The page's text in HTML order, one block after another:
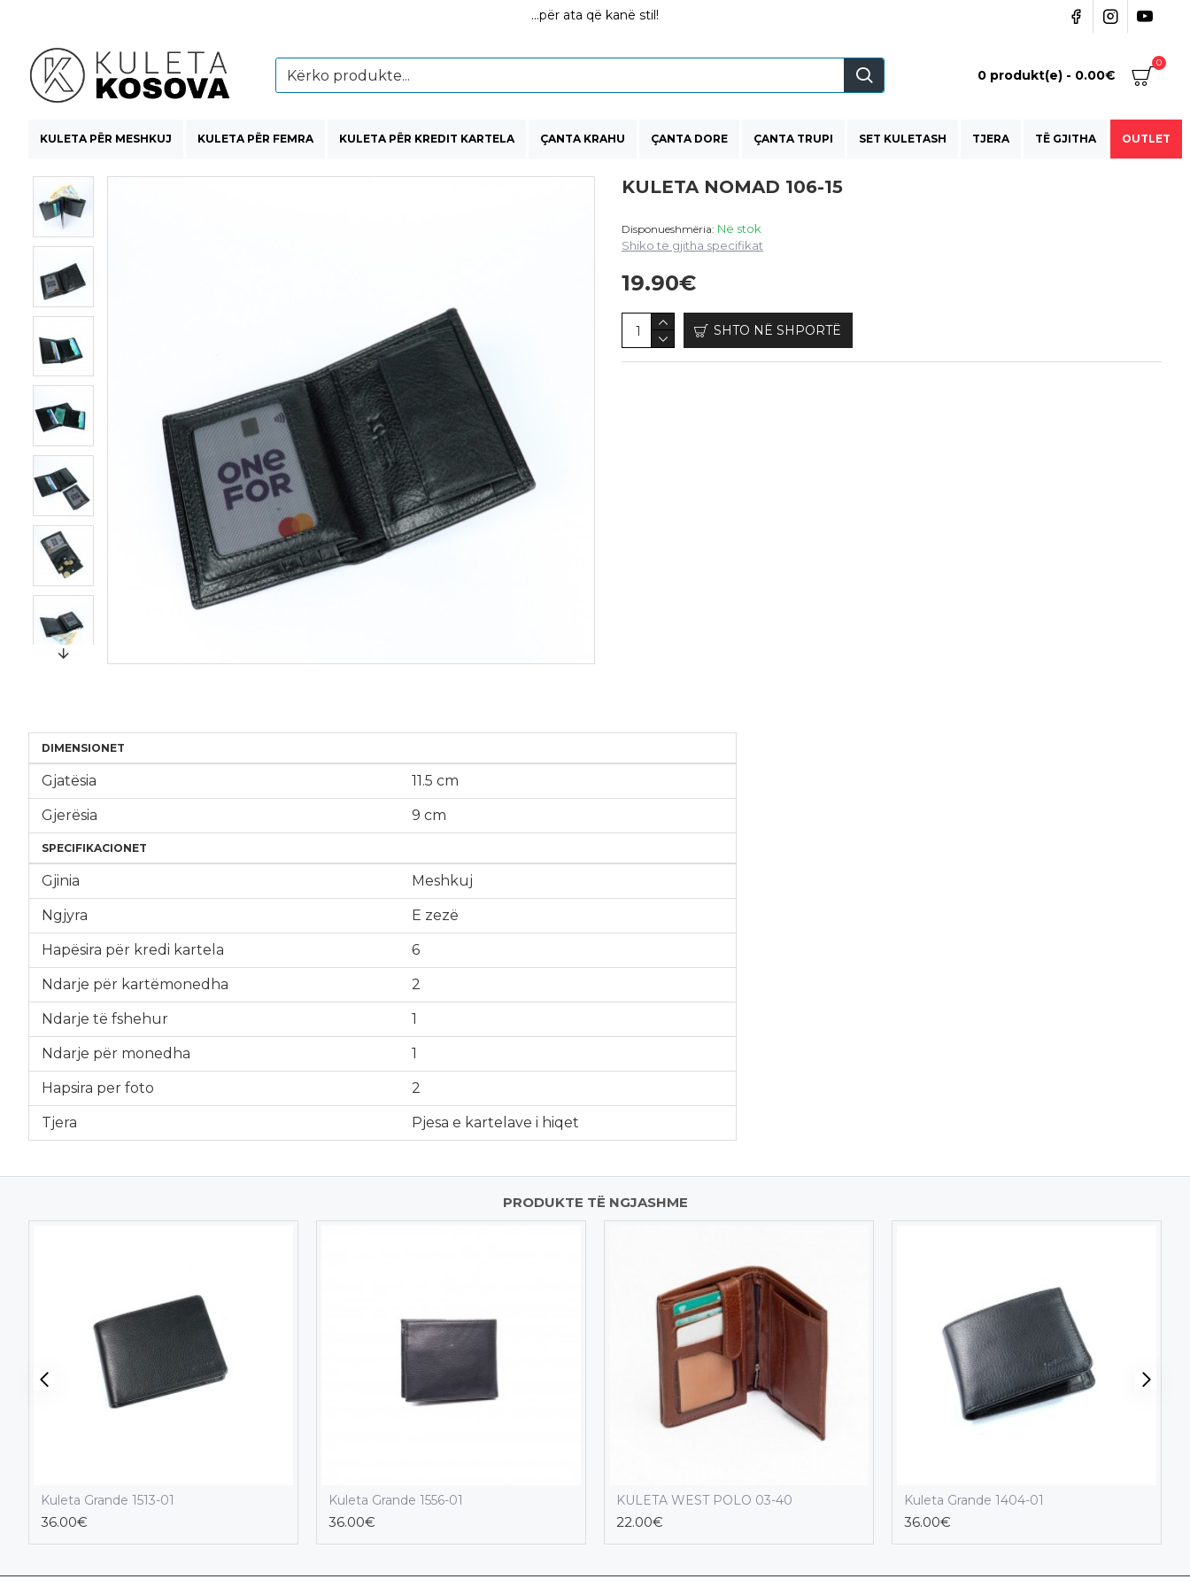
...për ata që kanë stil!
0 produkt(e) - 0.00€
0
KULETA PËR MESHKUJ KULETA PËR FEMRA KULETA PËR KREDIT KARTELA ÇANTA KRAHU ÇANTA DORE ÇANTA TRUPI SET KULETASH TJERA TË GJITHA OUTLET
KULETA NOMAD 106-15
Disponueshmëria: Në stok
Shiko të gjitha specifikat
19.90€
SHTO NË SHPORTË
DIMENSIONET
Gjatësia 11.5 cm
Gjerësia 9 cm
SPECIFIKACIONET
Gjinia Meshkuj
Ngjyra E zezë
Hapësira për kredi kartela 6
Ndarje për kartëmonedha 2
Ndarje të fshehur 1
Ndarje për monedha 1
Hapsira per foto 2
Tjera Pjesa e kartelave i hiqet
PRODUKTE TË NGJASHME
Kuleta Grande 1513-01
36.00€
Kuleta Grande 1556-01
36.00€
KULETA WEST POLO 03-40
22.00€
Kuleta Grande 1404-01
36.00€